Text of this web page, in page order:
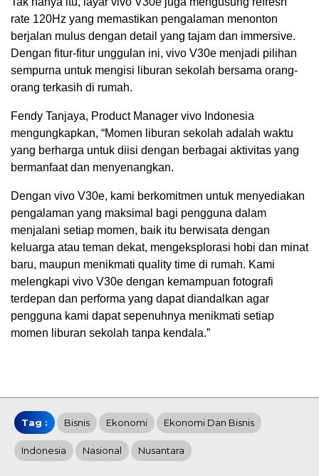
rate 120Hz yang memastikan pengalaman menonton
berjalan mulus dengan detail yang tajam dan immersive.
Dengan fitur-fitur unggulan ini, vivo V30e menjadi pilihan
sempurna untuk mengisi liburan sekolah bersama orang-
orang terkasih di rumah.
Fendy Tanjaya, Product Manager vivo Indonesia
mengungkapkan, “Momen liburan sekolah adalah waktu
yang berharga untuk diisi dengan berbagai aktivitas yang
bermanfaat dan menyenangkan.
Dengan vivo V30e, kami berkomitmen untuk menyediakan
pengalaman yang maksimal bagi pengguna dalam
menjalani setiap momen, baik itu berwisata dengan
keluarga atau teman dekat, mengeksplorasi hobi dan minat
baru, maupun menikmati quality time di rumah. Kami
melengkapi vivo V30e dengan kemampuan fotografi
terdepan dan performa yang dapat diandalkan agar
pengguna kami dapat sepenuhnya menikmati setiap
momen liburan sekolah tanpa kendala.”
Tag : Bisnis Ekonomi Ekonomi Dan Bisnis
Indonesia Nasional Nusantara